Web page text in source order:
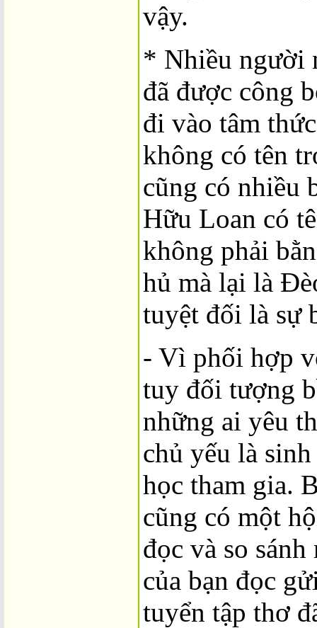
vậy.
* Nhiều người
đã được công
đi vào tâm
không có tên
cũng có nhiều
Hữu Loan có
không phải
hủ mà lại là
tuyệt đối là sự
- Vì phối hợp
tuy đối tượng
những ai yêu
chủ yếu là
học tham gia.
cũng có một
đọc và so
của bạn đọc
tuyển tập thơ